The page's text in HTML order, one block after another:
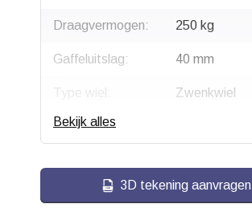
Draagvermogen: 250 kg
Gaffeluitslag: 40 mm
Type wiel: Zwenkwiel
Montage:
Bekijk alles
3D tekening aanvragen